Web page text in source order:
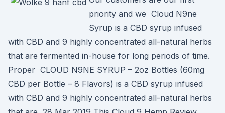
priority and we Cloud N9ne
Syrup is a CBD syrup infused
with CBD and 9 highly concentrated all-natural herbs
that are fermented in-house for long periods of time.
Proper CLOUD N9NE SYRUP – 2oz Bottles (60mg
CBD per Bottle – 8 Flavors) is a CBD syrup infused
with CBD and 9 highly concentrated all-natural herbs